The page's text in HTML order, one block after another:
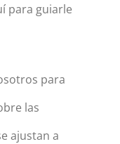
para guiarle
para
las
ajustan a